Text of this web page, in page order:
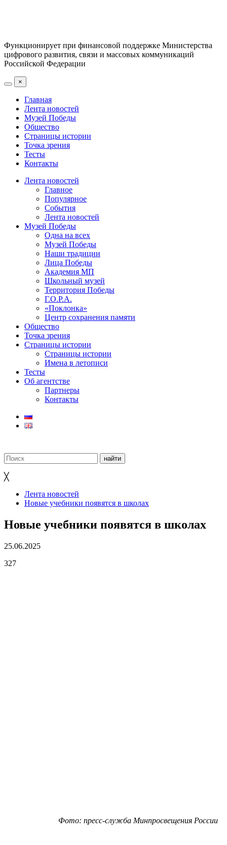
Функционирует при финансовой поддержке Министерства
цифрового развития, связи и массовых коммуникаций
Российской Федерации
×
Главная
Лента новостей
Музей Победы
Общество
Страницы истории
Точка зрения
Тесты
Контакты
Лента новостей
Главное
Популярное
События
Лента новостей
Музей Победы
Одна на всех
Музей Победы
Наши традиции
Лица Победы
Академия МП
Школьный музей
Территория Победы
Г.О.Р.А.
«Поклонка»
Центр сохранения памяти
Общество
Точка зрения
Страницы истории
Страницы истории
Имена в летописи
Тесты
Об агентстве
Партнеры
Контакты
╳
Лента новостей
Новые учебники появятся в школах
Новые учебники появятся в школах
25.06.2025
327
Фото: пресс-служба Минпросвещения России